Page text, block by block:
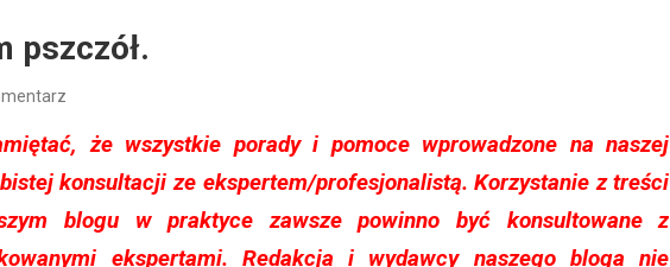
pszczół.
że wszystkie porady i pomoce wprowadzone na naszej
konsultacji ze ekspertem/profesjonalistą. Korzystanie z treści
blogu w praktyce zawsze powinno być konsultowane z
ekspertami. Redakcja i wydawcy naszego bloga nie